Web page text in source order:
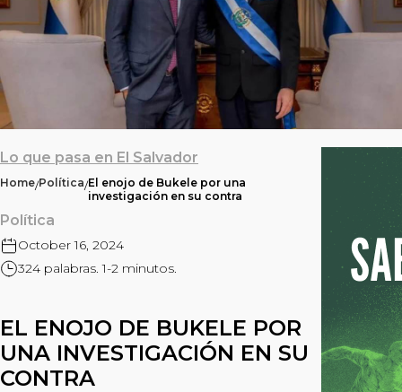
Lo que pasa en El Salvador
Home/Política/El enojo de Bukele por una
investigación en su contra
Política
October 16, 2024
324 palabras. 1-2 minutos.
EL ENOJO DE BUKELE POR
UNA INVESTIGACIÓN EN SU
CONTRA